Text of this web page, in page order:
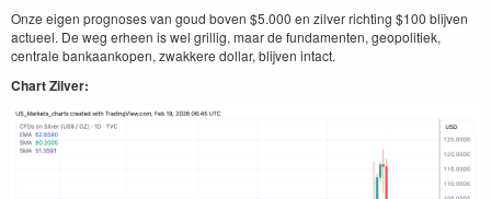
Onze eigen prognoses van goud boven $5.000 en zilver richting $100 blijven
actueel. De weg erheen is wel grillig, maar de fundamenten, geopolitiek,
centrale bankaankopen, zwakkere dollar, blijven intact.
Chart Zilver: